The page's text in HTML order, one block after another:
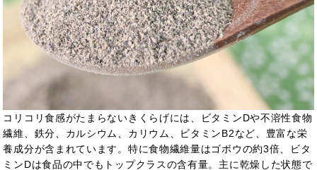
コリコリ食感がたまらないきくらげには、ビタミンDや不溶性食物
繊維、鉄分、カルシウム、カリウム、ビタミンB2など、豊富な栄
養成分が含まれています。特に食物繊維量はゴボウの約3倍、ビタ
ミンDは食品の中でもトップクラスの含有量。主に乾燥した状態で